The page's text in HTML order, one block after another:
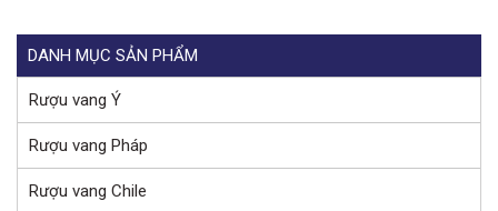
DANH MỤC SẢN PHẨM
Rượu vang Ý
Rượu vang Pháp
Rượu vang Chile